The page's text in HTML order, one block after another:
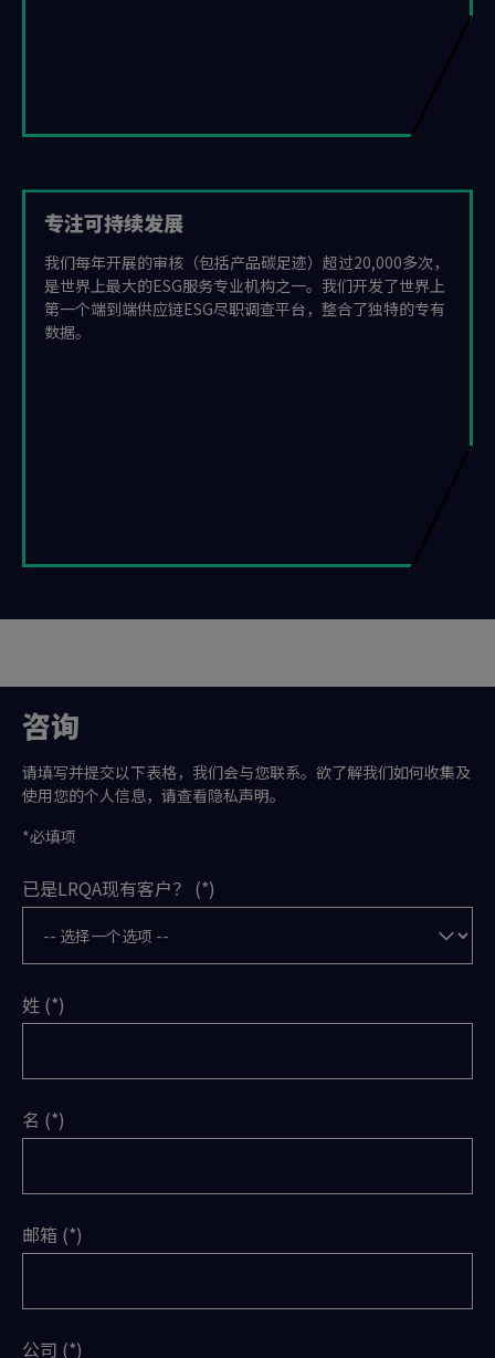
专注可持续发展
我们每年开展的审核（包括产品碳足迹）超过20,000多次，
是世界上最大的ESG服务专业机构之一。我们开发了世界上
第一个端到端供应链ESG尽职调查平台，整合了独特的专有
数据。
咨询
请填写并提交以下表格，我们会与您联系。欲了解我们如何收集及
使用您的个人信息，请查看隐私声明。
*必填项
已是LRQA现有客户？
姓
名
邮箱
公司